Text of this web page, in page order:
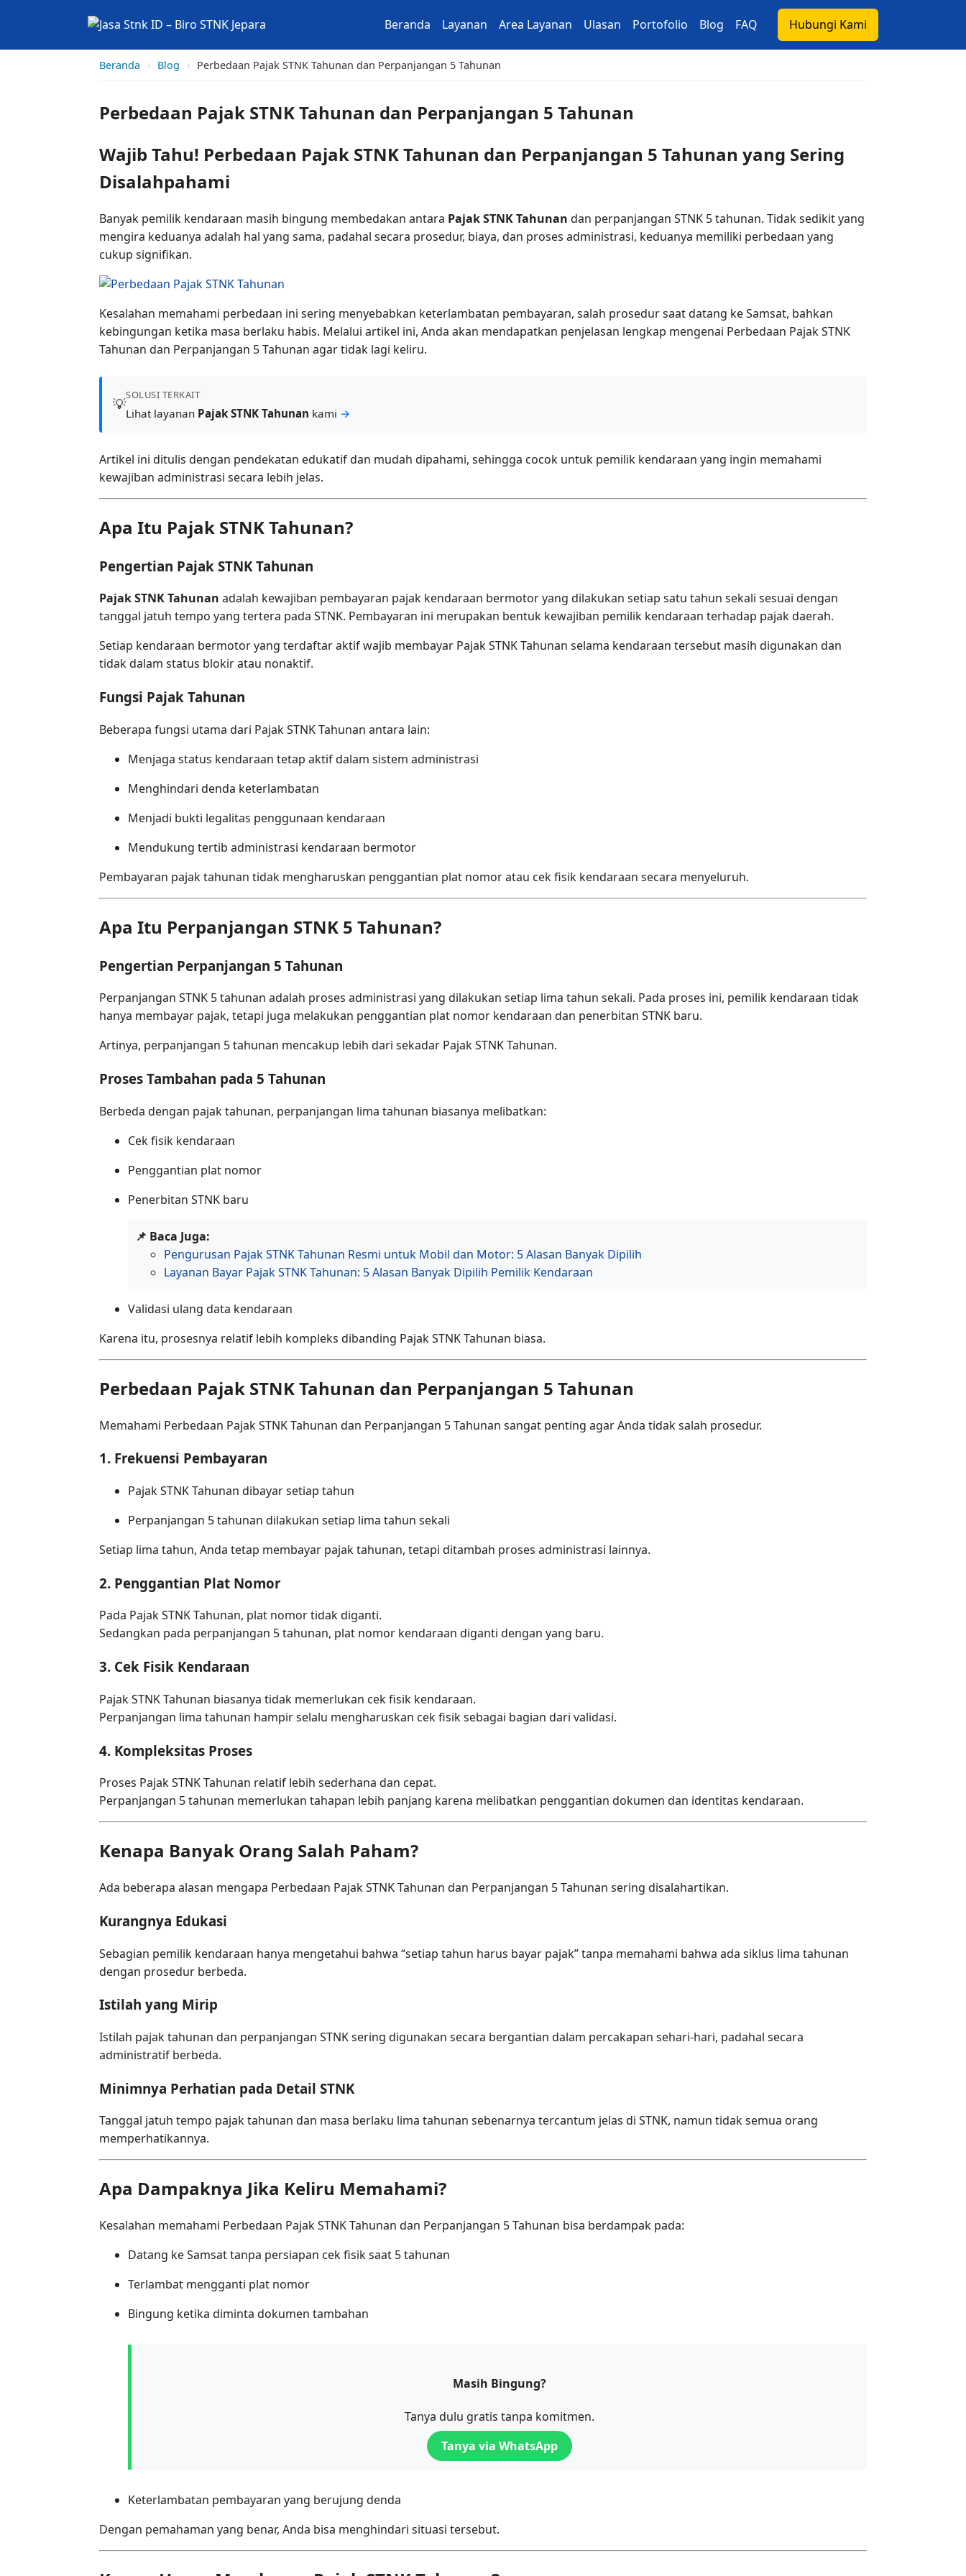
Beranda Layanan Area Layanan Ulasan Portofolio Blog FAQ Hubungi Kami
Beranda › Blog › Perbedaan Pajak STNK Tahunan dan Perpanjangan 5 Tahunan
Perbedaan Pajak STNK Tahunan dan Perpanjangan 5 Tahunan
Wajib Tahu! Perbedaan Pajak STNK Tahunan dan Perpanjangan 5 Tahunan yang Sering
Disalahpahami
Banyak pemilik kendaraan masih bingung membedakan antara Pajak STNK Tahunan dan perpanjangan STNK 5 tahunan. Tidak sedikit yang
mengira keduanya adalah hal yang sama, padahal secara prosedur, biaya, dan proses administrasi, keduanya memiliki perbedaan yang
cukup signifikan.
Kesalahan memahami perbedaan ini sering menyebabkan keterlambatan pembayaran, salah prosedur saat datang ke Samsat, bahkan
kebingungan ketika masa berlaku habis. Melalui artikel ini, Anda akan mendapatkan penjelasan lengkap mengenai Perbedaan Pajak STNK
Tahunan dan Perpanjangan 5 Tahunan agar tidak lagi keliru.
💡
SOLUSI TERKAIT
Lihat layanan Pajak STNK Tahunan kami →
Artikel ini ditulis dengan pendekatan edukatif dan mudah dipahami, sehingga cocok untuk pemilik kendaraan yang ingin memahami
kewajiban administrasi secara lebih jelas.
Apa Itu Pajak STNK Tahunan?
Pengertian Pajak STNK Tahunan
Pajak STNK Tahunan adalah kewajiban pembayaran pajak kendaraan bermotor yang dilakukan setiap satu tahun sekali sesuai dengan
tanggal jatuh tempo yang tertera pada STNK. Pembayaran ini merupakan bentuk kewajiban pemilik kendaraan terhadap pajak daerah.
Setiap kendaraan bermotor yang terdaftar aktif wajib membayar Pajak STNK Tahunan selama kendaraan tersebut masih digunakan dan
tidak dalam status blokir atau nonaktif.
Fungsi Pajak Tahunan
Beberapa fungsi utama dari Pajak STNK Tahunan antara lain:
Menjaga status kendaraan tetap aktif dalam sistem administrasi
Menghindari denda keterlambatan
Menjadi bukti legalitas penggunaan kendaraan
Mendukung tertib administrasi kendaraan bermotor
Pembayaran pajak tahunan tidak mengharuskan penggantian plat nomor atau cek fisik kendaraan secara menyeluruh.
Apa Itu Perpanjangan STNK 5 Tahunan?
Pengertian Perpanjangan 5 Tahunan
Perpanjangan STNK 5 tahunan adalah proses administrasi yang dilakukan setiap lima tahun sekali. Pada proses ini, pemilik kendaraan tidak
hanya membayar pajak, tetapi juga melakukan penggantian plat nomor kendaraan dan penerbitan STNK baru.
Artinya, perpanjangan 5 tahunan mencakup lebih dari sekadar Pajak STNK Tahunan.
Proses Tambahan pada 5 Tahunan
Berbeda dengan pajak tahunan, perpanjangan lima tahunan biasanya melibatkan:
Cek fisik kendaraan
Penggantian plat nomor
Penerbitan STNK baru
📌 Baca Juga:
Pengurusan Pajak STNK Tahunan Resmi untuk Mobil dan Motor: 5 Alasan Banyak Dipilih
Layanan Bayar Pajak STNK Tahunan: 5 Alasan Banyak Dipilih Pemilik Kendaraan
Validasi ulang data kendaraan
Karena itu, prosesnya relatif lebih kompleks dibanding Pajak STNK Tahunan biasa.
Perbedaan Pajak STNK Tahunan dan Perpanjangan 5 Tahunan
Memahami Perbedaan Pajak STNK Tahunan dan Perpanjangan 5 Tahunan sangat penting agar Anda tidak salah prosedur.
1. Frekuensi Pembayaran
Pajak STNK Tahunan dibayar setiap tahun
Perpanjangan 5 tahunan dilakukan setiap lima tahun sekali
Setiap lima tahun, Anda tetap membayar pajak tahunan, tetapi ditambah proses administrasi lainnya.
2. Penggantian Plat Nomor
Pada Pajak STNK Tahunan, plat nomor tidak diganti.
Sedangkan pada perpanjangan 5 tahunan, plat nomor kendaraan diganti dengan yang baru.
3. Cek Fisik Kendaraan
Pajak STNK Tahunan biasanya tidak memerlukan cek fisik kendaraan.
Perpanjangan lima tahunan hampir selalu mengharuskan cek fisik sebagai bagian dari validasi.
4. Kompleksitas Proses
Proses Pajak STNK Tahunan relatif lebih sederhana dan cepat.
Perpanjangan 5 tahunan memerlukan tahapan lebih panjang karena melibatkan penggantian dokumen dan identitas kendaraan.
Kenapa Banyak Orang Salah Paham?
Ada beberapa alasan mengapa Perbedaan Pajak STNK Tahunan dan Perpanjangan 5 Tahunan sering disalahartikan.
Kurangnya Edukasi
Sebagian pemilik kendaraan hanya mengetahui bahwa “setiap tahun harus bayar pajak” tanpa memahami bahwa ada siklus lima tahunan
dengan prosedur berbeda.
Istilah yang Mirip
Istilah pajak tahunan dan perpanjangan STNK sering digunakan secara bergantian dalam percakapan sehari-hari, padahal secara
administratif berbeda.
Minimnya Perhatian pada Detail STNK
Tanggal jatuh tempo pajak tahunan dan masa berlaku lima tahunan sebenarnya tercantum jelas di STNK, namun tidak semua orang
memperhatikannya.
Apa Dampaknya Jika Keliru Memahami?
Kesalahan memahami Perbedaan Pajak STNK Tahunan dan Perpanjangan 5 Tahunan bisa berdampak pada:
Datang ke Samsat tanpa persiapan cek fisik saat 5 tahunan
Terlambat mengganti plat nomor
Bingung ketika diminta dokumen tambahan
Masih Bingung?
Tanya dulu gratis tanpa komitmen.
Tanya via WhatsApp
Keterlambatan pembayaran yang berujung denda
Dengan pemahaman yang benar, Anda bisa menghindari situasi tersebut.